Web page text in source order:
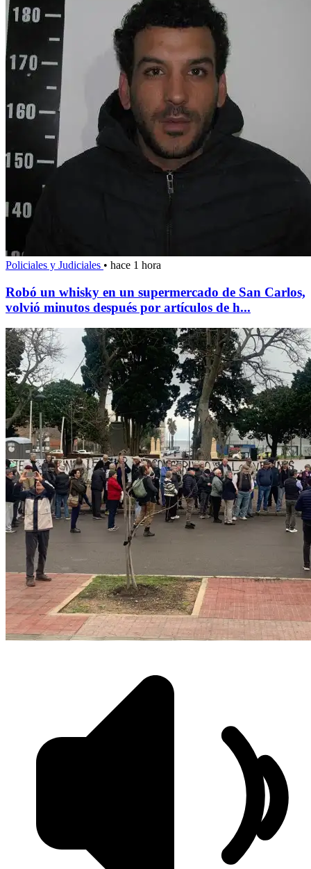
Policiales y Judiciales • hace 1 hora
Robó un whisky en un supermercado de San Carlos,
volvió minutos después por artículos de h...